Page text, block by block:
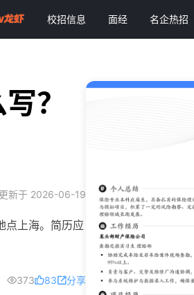
校招信息 面经 名企热招
？
新于 2026-06-19
点上海。简历应
373 83 分享